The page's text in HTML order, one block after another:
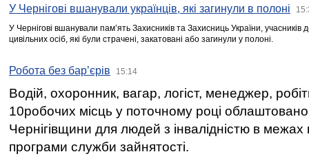
У Чернігові вшанували українців, які загинули в полоні
У Чернігові вшанували пам’ять Захисників та Захисниць України,
цивільних осіб, які були страчені, закатовані або загинули у полоні.
Робота без бар’єрів 15:14
Водій, охоронник, вагар, логіст, менеджер,
10робочих місць у поточному році
Чернігівщини для людей з інвалідністю в межах
програми служби зайнятості.